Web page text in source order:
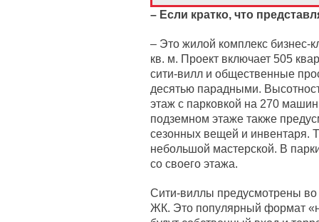
– Если кратко, что
– Это жилой комплекс
кв. м. Проект включает 505
сити-вилл и общественные
десятью парадными.
этаж с парковкой на 270
подземном этаже также
сезонных вещей и инвентаря.
небольшой мастерской. В
со своего этажа.
Сити-виллы предусмотрены
ЖК. Это популярный формат